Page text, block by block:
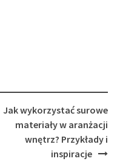
Jak wykorzystać surowe
materiały w aranżacji
wnętrz? Przykłady i
inspiracje